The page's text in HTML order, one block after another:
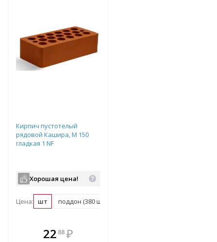
Кирпич пустотелый
рядовой Кашира, М 150
гладкая 1 NF
Хорошая цена!
Цена: шт поддон (380 шт)
22 88 ₽